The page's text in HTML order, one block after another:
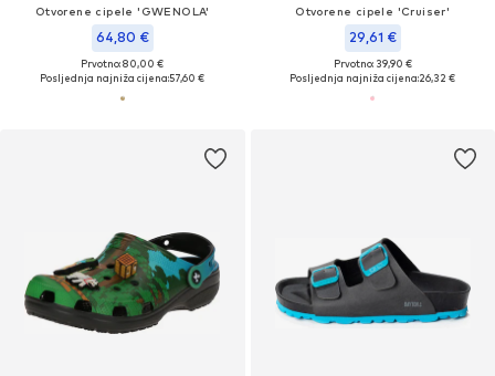
Otvorene cipele 'GWENOLA'
64,80 €
Prvotno: 80,00 €
Posljednja najniža cijena:57,60 €
Otvorene cipele 'Cruiser'
29,61 €
Prvotno: 39,90 €
Posljednja najniža cijena:26,32 €